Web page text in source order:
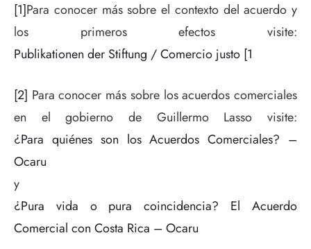
[1]Para conocer más sobre el contexto del acuerdo y
los primeros efectos visite:
Publikationen der Stiftung / Comercio justo [1
[2] Para conocer más sobre los acuerdos comerciales
en el gobierno de Guillermo Lasso visite:
¿Para quiénes son los Acuerdos Comerciales? –
Ocaru
y
¿Pura vida o pura coincidencia? El Acuerdo
Comercial con Costa Rica – Ocaru